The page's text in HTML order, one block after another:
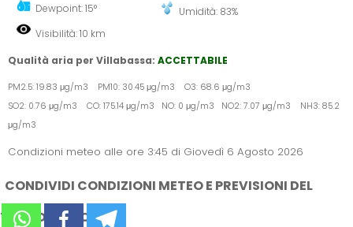
Dewpoint: 15°
Umidità: 83%
Visibilità: 10 km
Qualità aria per Villabassa: ACCETTABILE
PM2.5: 19.83 μg/m3 PM10: 30.45 μg/m3 O3: 68.6 μg/m3
SO2: 0.76 μg/m3 CO: 175.14 μg/m3 NO: 0 μg/m3 NO2: 7.07 μg/m3 NH3: 85.2
μg/m3
Condizioni meteo alle ore 3:45 di Giovedì 6 Agosto 2026
CONDIVIDI CONDIZIONI METEO E PREVISIONI DEL
TEMPO SUI SOCIAL